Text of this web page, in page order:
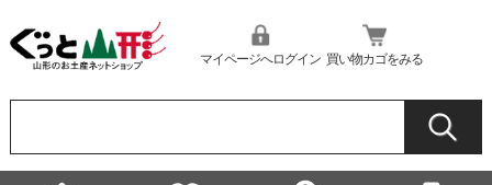
マイページへログイン 買い物カゴをみる